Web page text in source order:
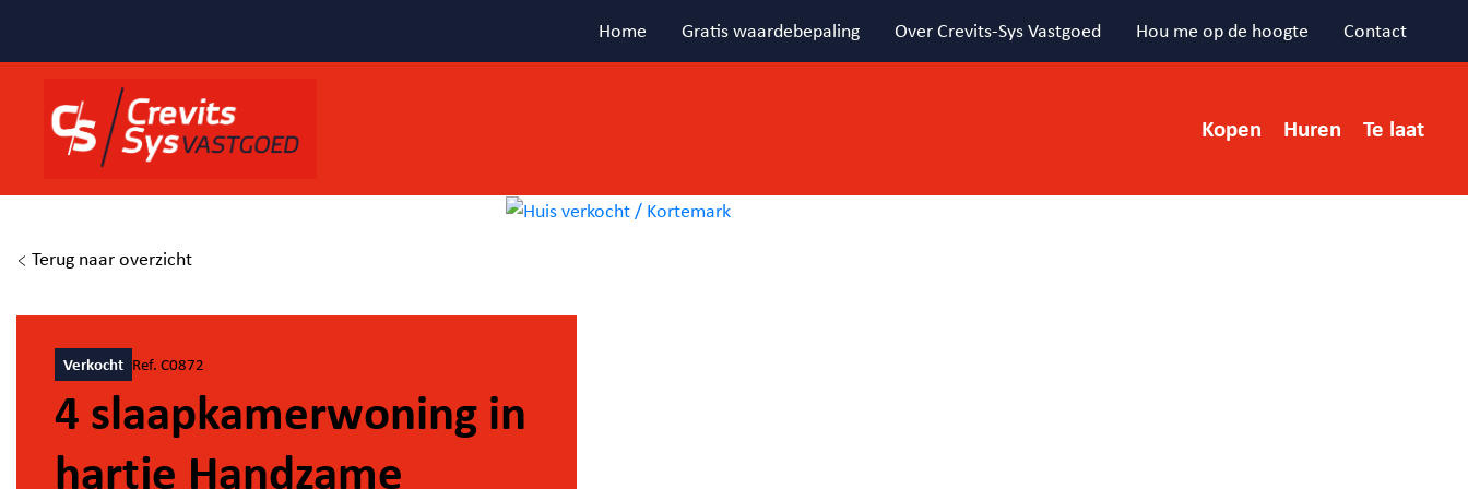
Home Gratis waardebepaling Over Crevits-Sys Vastgoed Hou me op de hoogte Contact
Kopen Huren Te laat
Terug naar overzicht
Verkocht Ref. C0872
4 slaapkamerwoning in
hartje Handzame